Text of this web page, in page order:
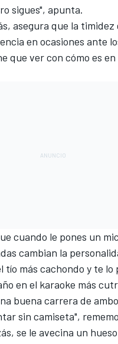
sigues", apunta.
asegura que la timidez
en ocasiones ante
que ver con cómo es
cuando le pones un
cambian la
tío más cachondo y te lo
en el karaoke más
buena carrera de
sin camiseta",
se le avecina un